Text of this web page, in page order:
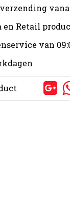
en Retail
van